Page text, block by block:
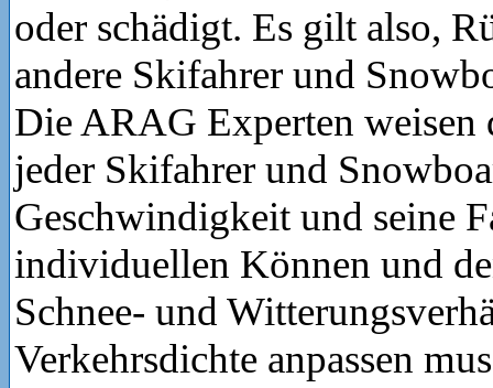
oder schädigt. Es gilt also,
andere Skifahrer und
Die ARAG Experten weisen
jeder Skifahrer und
Geschwindigkeit und seine
individuellen Können und
Schnee- und
Verkehrsdichte anpassen